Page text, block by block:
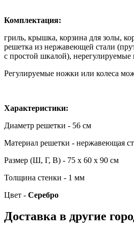
Комплектация:
гриль, крышка, корзина для золы,
решетка из нержавеющей стали
с простой шкалой),
Регулируемые ножки или колеса
Характеристики:
Диаметр решетки - 56 см
Материал решетки - нержавеющая
Размер (Ш, Г, В) - 75 х 60 х 90 см
Толщина стенки - 1 мм
Цвет - Серебро
Доставка в другие